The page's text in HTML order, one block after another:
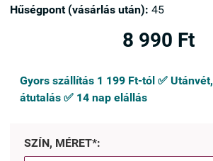
Hűségpont (vásárlás után): 45
8 990 Ft
Gyors szállítás 1 199 Ft-tól ✅
átutalás ✅ 14 nap elállás
SZÍN, MÉRET*: